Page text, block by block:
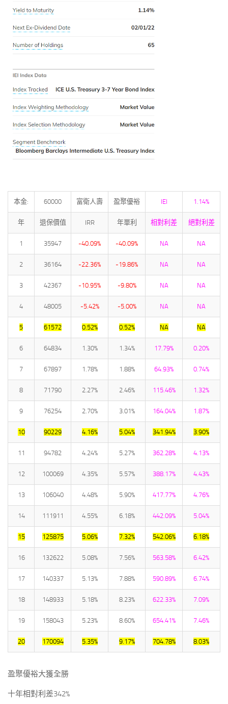
本金: 60000 富衛人壽 盈聚優裕 IEI 1.14%
年 退保價值 IRR 年單利 相對利差 絕對利差
1 35947 -40.09% -40.09% NA NA
2 36164 -22.36% -19.86% NA NA
3 42367 -10.95% -9.80% NA NA
4 48005 -5.42% -5.00% NA NA
5 61572 0.52% 0.52% NA NA
6 64834 1.30% 1.34% 17.79% 0.20%
7 67897 1.78% 1.88% 64.93% 0.74%
8 71790 2.27% 2.46% 115.46% 1.32%
9 76254 2.70% 3.01% 164.04% 1.87%
10 90229 4.16% 5.04% 341.94% 3.90%
11 94782 4.24% 5.27% 362.28% 4.13%
12 100069 4.35% 5.57% 388.17% 4.43%
13 106040 4.48% 5.90% 417.77% 4.76%
14 111911 4.55% 6.18% 442.09% 5.04%
15 125875 5.06% 7.32% 542.06% 6.18%
16 132622 5.08% 7.56% 563.58% 6.42%
17 140337 5.13% 7.88% 590.89% 6.74%
18 148933 5.18% 8.23% 622.33% 7.09%
19 158043 5.23% 8.60% 654.41% 7.46%
20 170094 5.35% 9.17% 704.78% 8.03%
盈聚優裕大獲全勝
十年相對利差342%